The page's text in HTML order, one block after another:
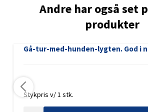
Andre har også set
produkter
Gå-tur-med-hunden-lygten. God i
Stykpris v/ 1 stk.